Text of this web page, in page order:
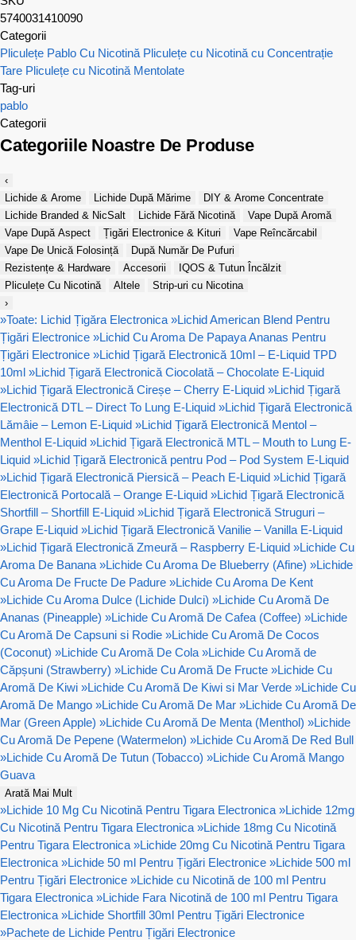
5740031410090
Categorii
Pliculețe Pablo Cu Nicotină Pliculețe cu Nicotină cu Concentrație
Tare Pliculețe cu Nicotină Mentolate
Tag-uri
pablo
Categorii
Categoriile Noastre De Produse
‹
Lichide & Arome
Lichide După Mărime
DIY & Arome Concentrate
Lichide Branded & NicSalt
Lichide Fără Nicotină
Vape După Aromă
Vape După Aspect
Țigări Electronice & Kituri
Vape Reîncărcabil
Vape De Unică Folosință
După Număr De Pufuri
Rezistențe & Hardware
Accesorii
IQOS & Tutun Încălzit
Pliculețe Cu Nicotină
Altele
Strip-uri cu Nicotina
›
»Toate: Lichid Țigăra Electronica »Lichid American Blend Pentru
Țigări Electronice »Lichid Cu Aroma De Papaya Ananas Pentru
Țigări Electronice »Lichid Țigară Electronică 10ml – E-Liquid TPD
10ml »Lichid Țigară Electronică Ciocolată – Chocolate E-Liquid
»Lichid Țigară Electronică Cireșe – Cherry E-Liquid »Lichid Țigară
Electronică DTL – Direct To Lung E-Liquid »Lichid Țigară Electronică
Lămâie – Lemon E-Liquid »Lichid Țigară Electronică Mentol –
Menthol E-Liquid »Lichid Țigară Electronică MTL – Mouth to Lung E-
Liquid »Lichid Țigară Electronică pentru Pod – Pod System E-Liquid
»Lichid Țigară Electronică Piersică – Peach E-Liquid »Lichid Țigară
Electronică Portocală – Orange E-Liquid »Lichid Țigară Electronică
Shortfill – Shortfill E-Liquid »Lichid Țigară Electronică Struguri –
Grape E-Liquid »Lichid Țigară Electronică Vanilie – Vanilla E-Liquid
»Lichid Țigară Electronică Zmeură – Raspberry E-Liquid »Lichide Cu
Aroma De Banana »Lichide Cu Aroma De Blueberry (Afine) »Lichide
Cu Aroma De Fructe De Padure »Lichide Cu Aroma De Kent
»Lichide Cu Aroma Dulce (Lichide Dulci) »Lichide Cu Aromă De
Ananas (Pineapple) »Lichide Cu Aromă De Cafea (Coffee) »Lichide
Cu Aromă De Capsuni si Rodie »Lichide Cu Aromă De Cocos
(Coconut) »Lichide Cu Aromă De Cola »Lichide Cu Aromă de
Căpșuni (Strawberry) »Lichide Cu Aromă De Fructe »Lichide Cu
Aromă De Kiwi »Lichide Cu Aromă De Kiwi si Mar Verde »Lichide Cu
Aromă De Mango »Lichide Cu Aromă De Mar »Lichide Cu Aromă De
Mar (Green Apple) »Lichide Cu Aromă De Menta (Menthol) »Lichide
Cu Aromă De Pepene (Watermelon) »Lichide Cu Aromă De Red Bull
»Lichide Cu Aromă De Tutun (Tobacco) »Lichide Cu Aromă Mango
Guava
Arată Mai Mult
»Lichide 10 Mg Cu Nicotină Pentru Tigara Electronica »Lichide 12mg
Cu Nicotină Pentru Tigara Electronica »Lichide 18mg Cu Nicotină
Pentru Tigara Electronica »Lichide 20mg Cu Nicotină Pentru Tigara
Electronica »Lichide 50 ml Pentru Țigări Electronice »Lichide 500 ml
Pentru Țigări Electronice »Lichide cu Nicotină de 100 ml Pentru
Tigara Electronica »Lichide Fara Nicotină de 100 ml Pentru Tigara
Electronica »Lichide Shortfill 30ml Pentru Țigări Electronice
»Pachete de Lichide Pentru Țigări Electronice